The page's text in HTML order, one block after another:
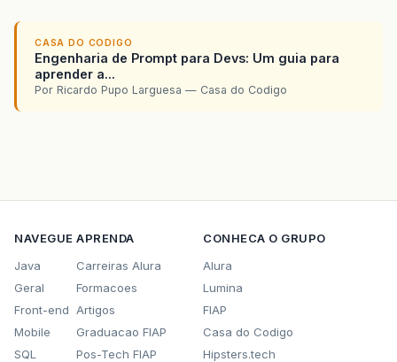
CASA DO CODIGO
Engenharia de Prompt para Devs: Um guia para
aprender a...
Por Ricardo Pupo Larguesa — Casa do Codigo
NAVEGUE
Java
Geral
Front-end
Mobile
SQL
APRENDA
Carreiras Alura
Formacoes
Artigos
Graduacao FIAP
Pos-Tech FIAP
CONHECA O GRUPO
Alura
Lumina
FIAP
Casa do Codigo
Hipsters.tech